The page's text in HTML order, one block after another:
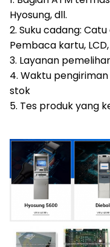
Hyosung, dll.
2. Suku cadang:
Pembaca kartu, LCD,
3. Layanan
4. Waktu
stok
5. Tes produk yang